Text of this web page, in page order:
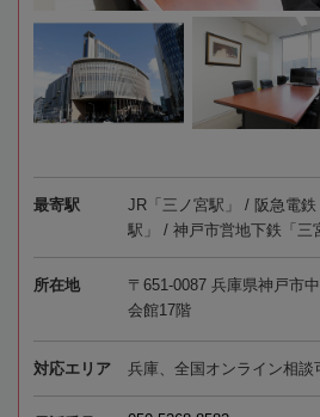
最寄駅
JR「三ノ宮駅」 / 阪急電
駅」 / 神戸市営地下鉄「三
所在地
〒651-0087 兵庫県神戸市
会館17階
対応エリア 兵庫、全国オンライン相談